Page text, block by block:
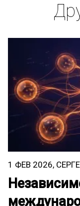
1 ФЕВ 2026,